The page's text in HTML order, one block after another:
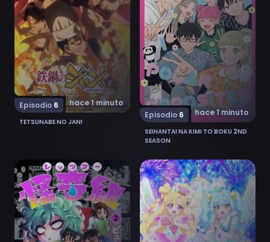
hace 1 minuto
Episodio 6
TETSUNABE NO JAN!
hace 1 minuto
Episodio 6
SEIHANTAI NA KIMI TO BOKU 2ND
SEASON
Ver Let's Go Kaiki-gumi 6 Ver Onegai AiPri 18